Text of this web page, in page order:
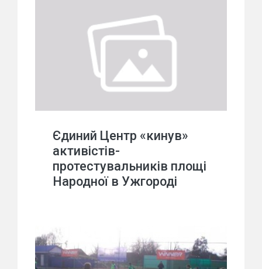
Єдиний Центр «кинув»
активістів-
протестувальників площі
Народної в Ужгороді